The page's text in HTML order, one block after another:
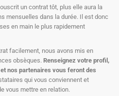
un contrat tôt, plus elle aura la
mensuelles dans la durée. Il est donc
en main le plus rapidement
facilement, nous avons mis en
obsèques. Renseignez votre profil,
nos partenaires vous feront des
qui vous conviennent et
vous mettre en relation.